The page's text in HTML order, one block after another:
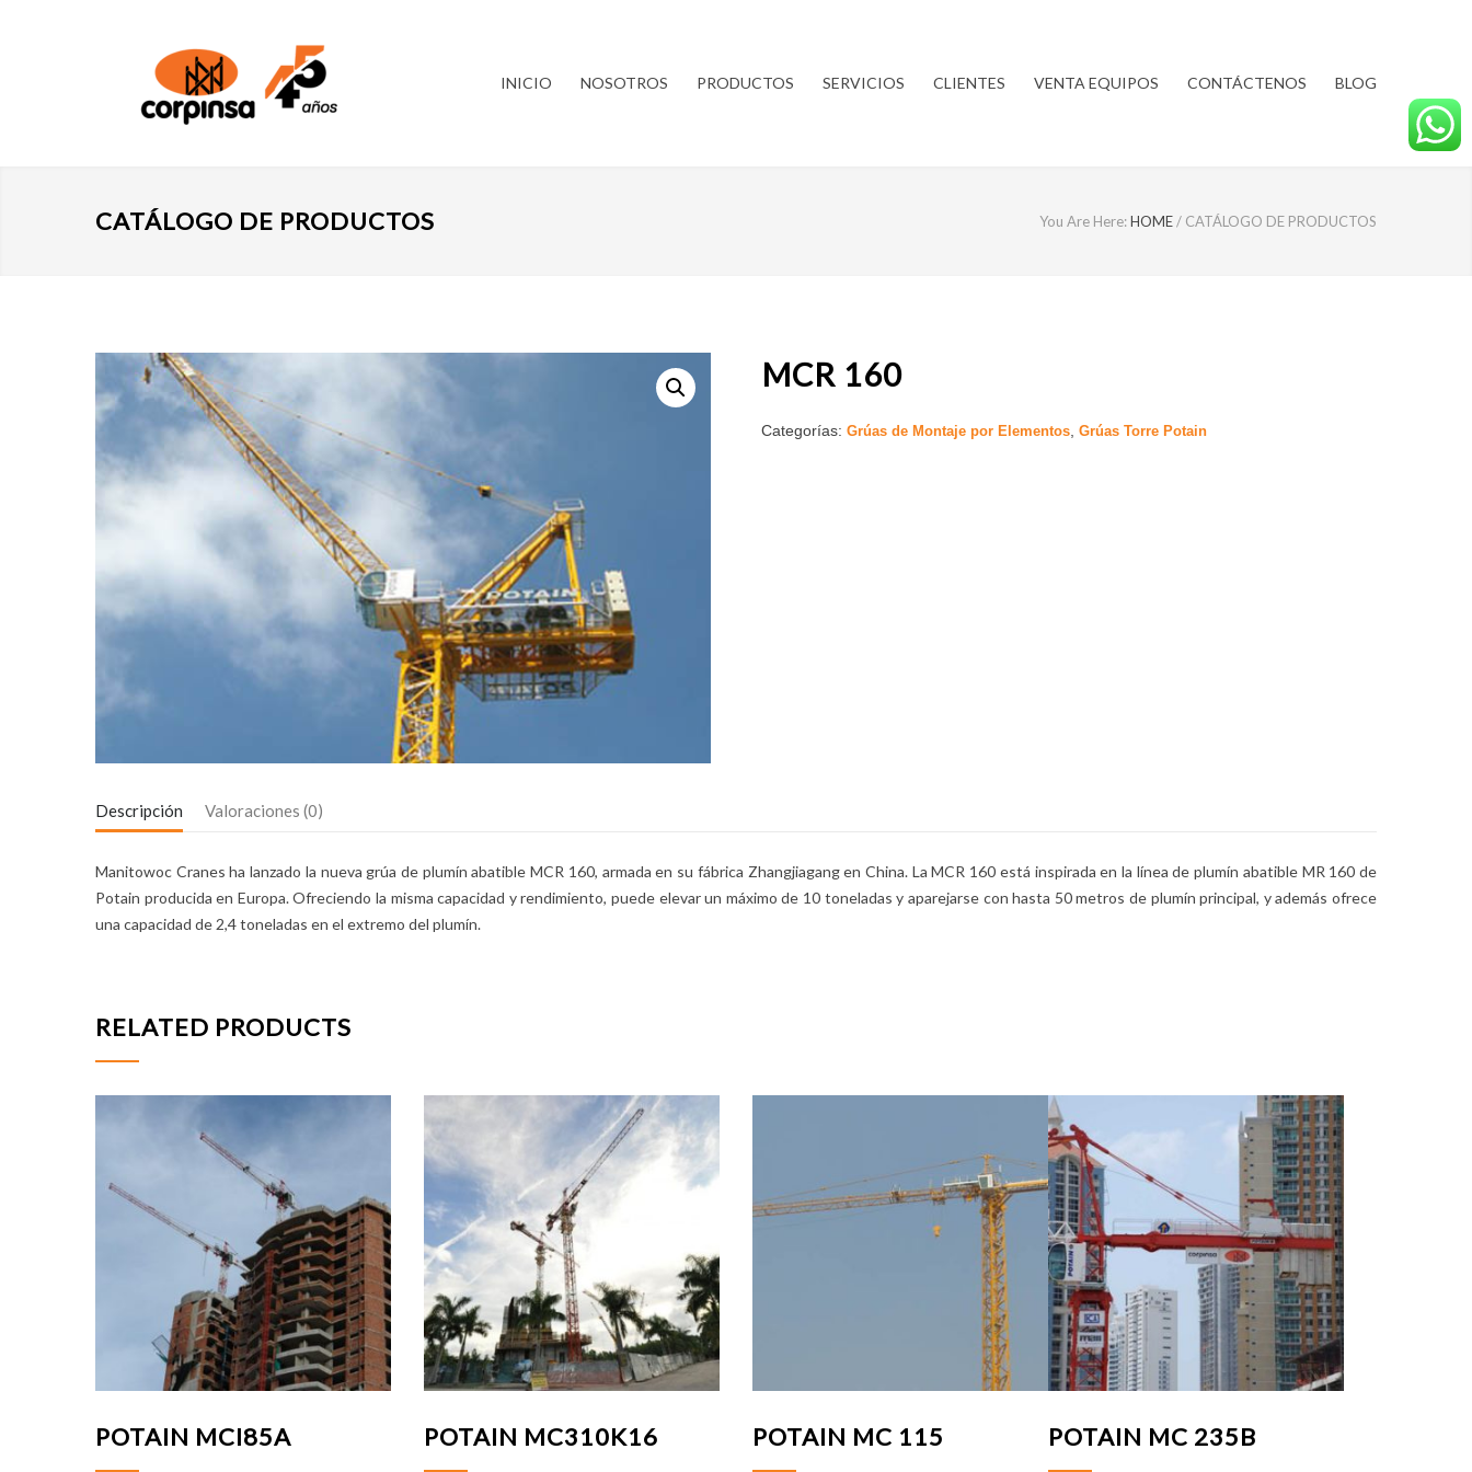
INICIO NOSOTROS PRODUCTOS SERVICIOS CLIENTES VENTA EQUIPOS CONTÁCTENOS BLOG
CATÁLOGO DE PRODUCTOS You Are Here:HOME/ CATÁLOGO DE PRODUCTOS
MCR 160
Categorías:Grúas de Montaje por Elementos ,Grúas Torre Potain
Descripción Valoraciones (0)
Manitowoc Cranes ha lanzado la nueva grúa de plumín abatible MCR 160, armada en su fábrica Zhangjiagang en China. La MCR 160 está inspirada en la línea de plumín abatible MR 160 de
Potain producida en Europa. Ofreciendo la misma capacidad y rendimiento, puede elevar un máximo de 10 toneladas y aparejarse con hasta 50 metros de plumín principal, y además ofrece
una capacidad de 2,4 toneladas en el extremo del plumín.
RELATED PRODUCTS
POTAIN MCI85A POTAIN MC310K16 POTAIN MC 115 POTAIN MC 235B